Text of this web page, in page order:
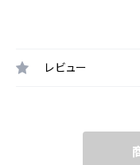
レビュー